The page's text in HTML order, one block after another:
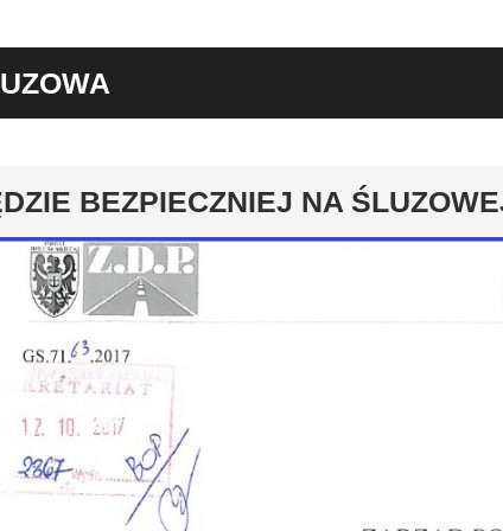
BEZPIECZNIEJ NA